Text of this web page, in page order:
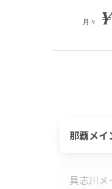
月々
那覇メイ
具志川メ